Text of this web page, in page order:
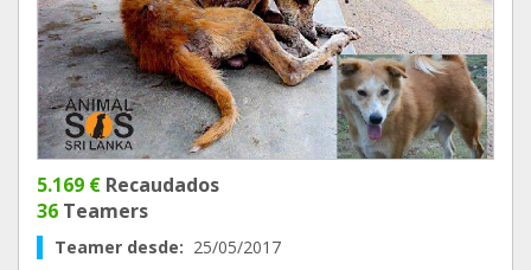
5.169 € Recaudados
36 Teamers
Teamer desde: 25/05/2017